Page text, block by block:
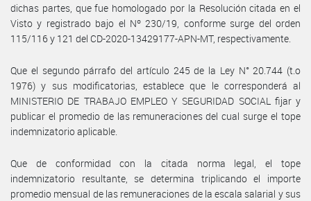
dichas partes, que fue homologado por la Resolución citada en el
Visto y registrado bajo el Nº 230/19, conforme surge del orden
115/116 y 121 del CD-2020-13429177-APN-MT, respectivamente.
Que el segundo párrafo del artículo 245 de la Ley N° 20.744 (t.o
1976) y sus modificatorias, establece que le corresponderá al
MINISTERIO DE TRABAJO EMPLEO Y SEGURIDAD SOCIAL fijar y
publicar el promedio de las remuneraciones del cual surge el tope
indemnizatorio aplicable.
Que de conformidad con la citada norma legal, el tope
indemnizatorio resultante, se determina triplicando el importe
promedio mensual de las remuneraciones de la escala salarial y sus